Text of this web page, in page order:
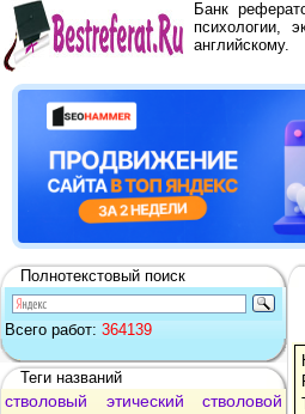
Банк
психологии,
английскому.
Полнотекстовый поиск
Всего работ: 364139
Теги названий
стволовый этический
стволовой